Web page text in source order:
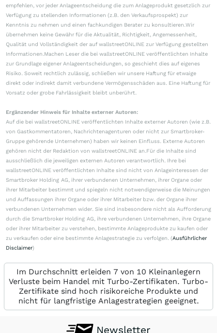
empfehlen, vor jeder Anlageentscheidung die zum Anlageprodukt gesetzlich zur
Verfügung zu stellenden Informationen (z.B. den Verkaufsprospekt) zur
Kenntnis zu nehmen und einen fachkundigen Berater zu konsultieren.Wir
übernehmen keine Gewähr für die Aktualität, Richtigkeit, Angemessenheit,
Qualität und Vollständigkeit der auf wallstreetONLINE zur Verfügung gestellten
Informationen.Machen Leser die bei wallstreetONLINE veröffentlichten Inhalte
zur Grundlage eigener Anlageentscheidungen, so geschieht dies auf eigenes
Risiko. Soweit rechtlich zulässig, schließen wir unsere Haftung für etwaige
direkt oder indirekt damit verbundene Vermögensschäden aus. Eine Haftung für
Vorsatz oder grobe Fahrlässigkeit bleibt unberührt.
Ergänzender Hinweis für Inhalte externer Autoren:
Auf die bei wallstreetONLINE veröffentlichten Inhalte externer Autoren (wie z.B.
von Gastkommentatoren, Nachrichtenagenturen oder nicht zur Smartbroker-
Gruppe gehörende Unternehmen) haben wir keinen Einfluss. Externe Autoren
gehören nicht der Redaktion von wallstreetONLINE an.Für die Inhalte sind
ausschließlich die jeweiligen externen Autoren verantwortlich. Ihre bei
wallstreetONLINE veröffentlichten Inhalte sind nicht von Anlageinteressen der
Smartbroker Holding AG, ihrer verbundenen Unternehmen, ihrer Organe oder
ihrer Mitarbeiter bestimmt und spiegeln nicht notwendigerweise die Meinungen
und Auffassungen ihrer Organe oder ihrer Mitarbeiter bzw. der Organe ihrer
verbundenen Unternehmen wider. Sie sind insbesondere nicht als Aufforderung
durch die Smartbroker Holding AG, ihre verbundenen Unternehmen, ihre Organe
oder ihrer Mitarbeiter zu verstehen, bestimmte Anlageprodukte zu kaufen oder
zu verkaufen oder eine bestimmte Anlagestrategie zu verfolgen. (Ausführlicher
Disclaimer)
Im Durchschnitt erleiden 7 von 10 Kleinanlegern
Verluste beim Handel mit Turbo-Zertifikaten. Turbo-
Zertifikate sind hoch risikoreiche Produkte und
nicht für langfristige Anlagestrategien geeignet.
Newsletter